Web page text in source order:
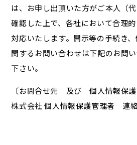
は、お申し出頂いた方がご本人（
確認した上で、各社において合理
対応いたします。開示等の手続き
関するお問い合わせは下記のお問
下さい。
〔お問合せ先 及び 個人情報保
株式会社 個人情報保護管理者 連